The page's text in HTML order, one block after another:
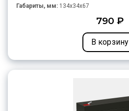
Габариты, мм: 134x34x67
790 ₽
В корзину